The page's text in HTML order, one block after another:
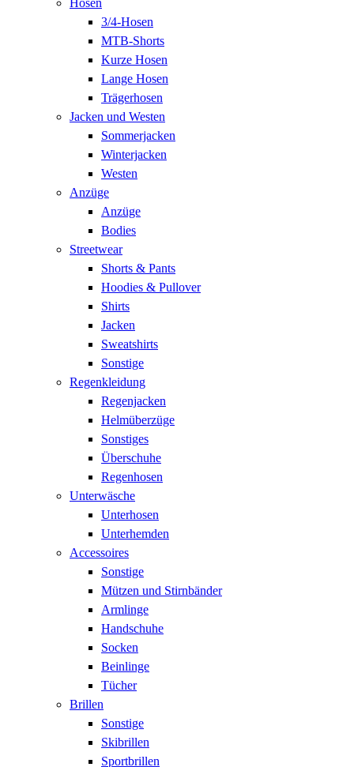
3/4-Hosen
MTB-Shorts
Kurze Hosen
Lange Hosen
Trägerhosen
Jacken und Westen
Sommerjacken
Winterjacken
Westen
Anzüge
Anzüge
Bodies
Streetwear
Shorts & Pants
Hoodies & Pullover
Shirts
Jacken
Sweatshirts
Sonstige
Regenkleidung
Regenjacken
Helmüberzüge
Sonstiges
Überschuhe
Regenhosen
Unterwäsche
Unterhosen
Unterhemden
Accessoires
Sonstige
Mützen und Stirnbänder
Armlinge
Handschuhe
Socken
Beinlinge
Tücher
Brillen
Sonstige
Skibrillen
Sportbrillen